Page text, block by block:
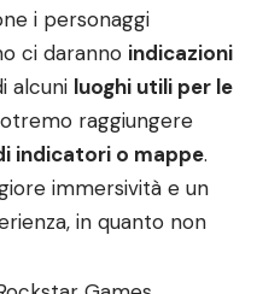
i personaggi
ci daranno indicazioni
alcuni luoghi utili per le
raggiungere
indicatori o mappe.
immersività e un
in quanto non